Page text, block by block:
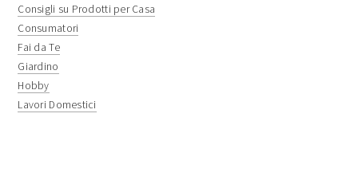
Consigli su Prodotti per Casa
Consumatori
Fai da Te
Giardino
Hobby
Lavori Domestici